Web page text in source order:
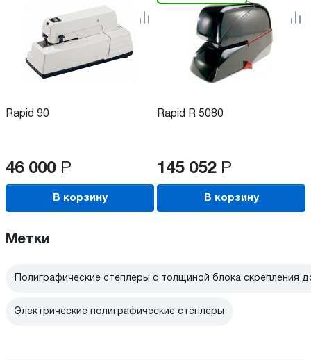
Rapid 90
46 000 Р
В корзину
Rapid R 5080
145 052 Р
В корзину
Метки
Полиграфические степлеры с толщиной блока скрепления
Электрические полиграфические степлеры